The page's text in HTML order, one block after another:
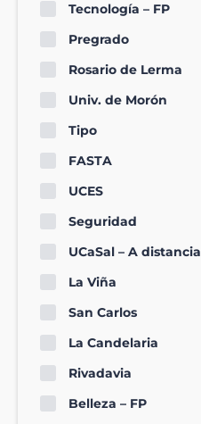
Tecnología – FP
Pregrado
Rosario de Lerma
Univ. de Morón
Tipo
FASTA
UCES
Seguridad
UCaSal – A distancia
La Viña
San Carlos
La Candelaria
Rivadavia
Belleza – FP